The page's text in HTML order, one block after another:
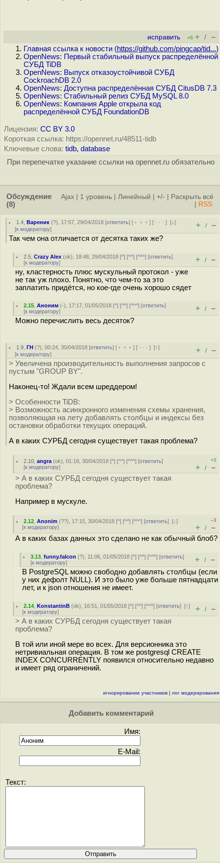
исправить +6 + / –
Главная ссылка к новости (https://github.com/pingcap/tid...)
OpenNews: Первый стабильный выпуск распределённой
СУБД TiDB
OpenNews: Выпуск отказоустойчивой СУБД
CockroachDB 2.0
OpenNews: Доступна распределённая СУБД CitusDB 7.3
OpenNews: Стабильный релиз СУБД MySQL 8.0
OpenNews: Компания Apple открыла код
распределённой СУБД FoundationDB
Лицензия: CC BY 3.0
Короткая ссылка: https://opennet.ru/48511-tidb
Ключевые слова: tidb, database
При перепечатке указание ссылки на opennet.ru обязательно
Обсуждение
(8)
Ajax 1 уровень Линейный +/-
Раскрыть всё
RSS
1.4 ,Вареник (?), 17:57, 29/04/2018 [ответить] [ ﹢﹢﹢] [ · · ·][↓]
[к модератору] + / –
Так чем она отличается от десятка таких же?
2.5 ,Crazy Alex (ok), 18:48, 29/04/2018 [^] [^^] [^^^] [ответить]
[к модератору] + / –
ну, кластерность плюс мускульный протокол - уже
не так уж плохо. Понятно, что чем-то за это
заплатить придётся, но кое-где очень хорошо сядет
2.15 ,Аноним (-), 17:17, 01/05/2018 [^] [^^] [^^^] [ответить]
[к модератору] + / –
Можно перечислить весь десяток?
1.9 ,ГН (?), 00:24, 30/04/2018 [ответить] [ ﹢﹢﹢] [ · · ·][↑]
[к модератору] + / –
> Увеличена производительность выполнения запросов с
пустым "GROUP BY".
Наконец-то! Ждали всем шреддером!
> Особенности TiDB:
> Возможность асинхронного изменения схемы хранения,
позволяющая на лету добавлять столбцы и индексы без
остановки обработки текущих операций.
А в каких СУРБД сегодня существует такая проблема?
2.10 ,angra (ok), 01:18, 30/04/2018 [^] [^^] [^^^] [ответить]
[к модератору]
+2
+ / –
> А в каких СУРБД сегодня существует такая
проблема?
Например в мускуле.
2.12 ,Anonim (??), 17:15, 30/04/2018 [^] [^^] [^^^] [ответить][↓]
[к модератору]
–1
+ / –
А в каких базах данных это сделано не как обычный блоб?
3.13 ,funny.falcon (?), 11:06, 01/05/2018 [^] [^^] [^^^] [ответить]
[к модератору] + / –
В PostgreSQL можно свободно добавлять столбцы (если
у них дефолт NULL). И это было уже больше пятнадцати
лет, и к json отношения не имеет.
2.14 ,KonstantinB (ok), 16:51, 01/05/2018 [^] [^^] [^^^] [ответить][↑]
[к модератору] + / –
> А в каких СУРБД сегодня существует такая
проблема?
В той или иной мере во всех. Для версионника это
нетривиальная операция. В том же postgresql CREATE
INDEX CONCURRENTLY появился относительно недавно
и имеет ряд ограничений.
игнорирование участников | лог модерирования
Добавить комментарий
Имя:
E-Mail:
Текст: